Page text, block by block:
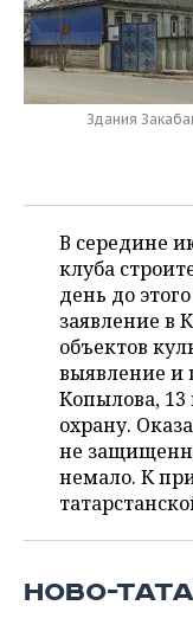
НЕФТЕХИМИЯ
НЕФТЬ
РОЗНИЧНАЯ
ТРАНСПОРТ
НОВОСТИ
IT
МЕРОПРИЯТИЯ
НОВОСТИ
БИЗНЕС-БРАНЧИ
ONLINE-
ОТКРЫТАЯ
СПОРТ
ФУТБОЛ
ХОККЕЙ
БАСКЕТБОЛ
ВОЛЕЙБОЛ
КИБЕРСПОРТ
ФИГУРНОЕ
ВОДНЫЕ ВИДЫ
ХОККЕЙ С
НОВОСТИ
ВЛАСТЬ
ИСТОРИЯ
КУЛЬТУРА
МЕДИЦИНА
ОБРАЗОВАНИЕ
ПРОИСШЕСТВИЯ
ФОТОГАЛЕРЕЯ
СЮЖЕТЫ
СПРАВОЧНИК
СПИСОК ПЕРСОН
СПИСОК
ПОЛНАЯ ВЕРСИЯ
Здания
В середине
клуба
день до
заявление в
объектов
выявление и
Копылова, 13
охрану.
не
немало. К
НОВО-